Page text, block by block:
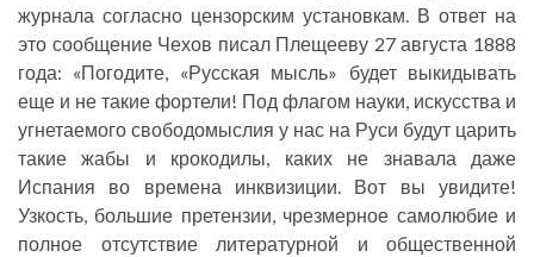
журнала согласно цензорским установкам. В ответ на
это сообщение Чехов писал Плещееву 27 августа 1888
года: «Погодите, «Русская мысль» будет выкидывать
еще и не такие фортели! Под флагом науки, искусства и
угнетаемого свободомыслия у нас на Руси будут царить
такие жабы и крокодилы, каких не знавала даже
Испания во времена инквизиции. Вот вы увидите!
Узкость, большие претензии, чрезмерное самолюбие и
полное отсутствие литературной и общественной